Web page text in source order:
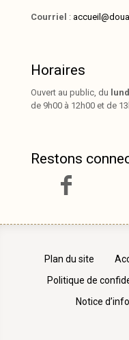
Courriel :
Horaires
Ouvert au public, du
de 9h00 à 12h00 et de
Restons
Plan du site
Politique de
Notice